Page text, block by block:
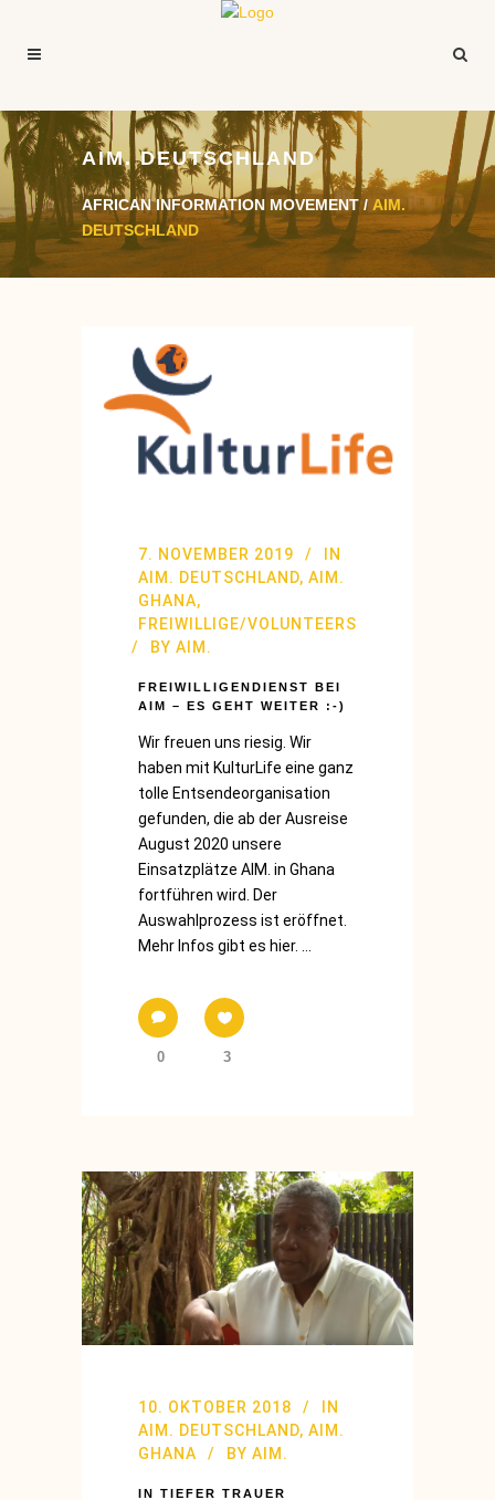
AIM. DEUTSCHLAND
AFRICAN INFORMATION MOVEMENT/ AIM.
DEUTSCHLAND
7. NOVEMBER 2019
IN
AIM. DEUTSCHLAND, AIM.
GHANA,
FREIWILLIGE/VOLUNTEERS
BY AIM.
FREIWILLIGENDIENST BEI
AIM – ES GEHT WEITER :-)
Wir freuen uns riesig. Wir
haben mit KulturLife eine ganz
tolle Entsendeorganisation
gefunden, die ab der Ausreise
August 2020 unsere
Einsatzplätze AIM. in Ghana
fortführen wird. Der
Auswahlprozess ist eröffnet.
Mehr Infos gibt es hier. ...
0 3
10. OKTOBER 2018
IN
AIM. DEUTSCHLAND, AIM.
GHANA
BY AIM.
IN TIEFER TRAUER